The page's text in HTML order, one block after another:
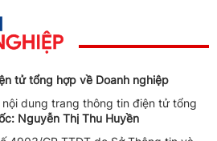
tử tổng hợp về Doanh nghiệp
dung trang thông tin điện tử tổng
Nguyễn Thị Thu Huyền